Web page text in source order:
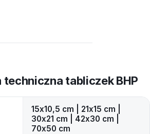
tabliczek BHP
15x10,5 cm | 21x15 cm |
30x21 cm | 42x30 cm |
70x50 cm